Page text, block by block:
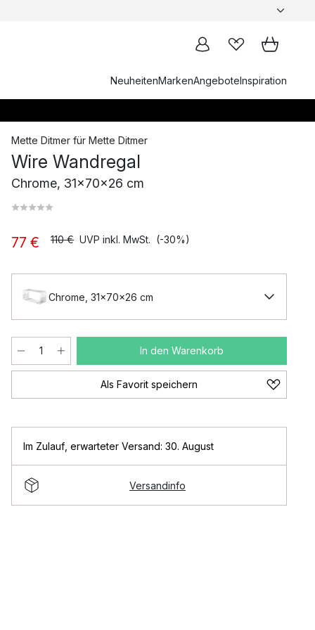
NeuheitenMarkenAngeboteInspiration
Mette Ditmer für Mette Ditmer
Wire Wandregal
Chrome, 31x70x26 cm
77 € 110 € UVP inkl. MwSt. (-30%)
Chrome, 31x70x26 cm
In den Warenkorb
Als Favorit speichern
Im Zulauf erwarteter Versand: 30. August
Versandinfo